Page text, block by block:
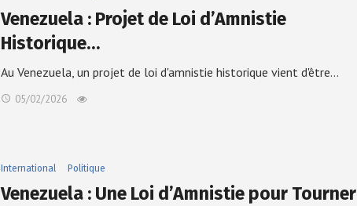
Venezuela : Projet de Loi d’Amnistie
Historique…
Au Venezuela, un projet de loi d'amnistie historique vient d'être…
05/02/2026
International Politique
Venezuela : Une Loi d’Amnistie pour Tourner